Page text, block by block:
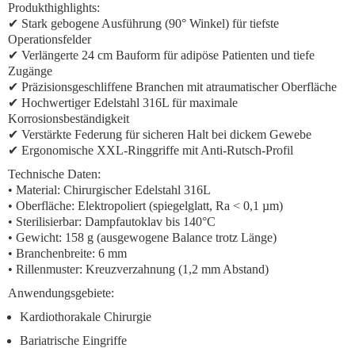
Produkthighlights:
✔ Stark gebogene Ausführung (90° Winkel) für tiefste
Operationsfelder
✔ Verlängerte 24 cm Bauform für adipöse Patienten und tiefe
Zugänge
✔ Präzisionsgeschliffene Branchen mit atraumatischer Oberfläche
✔ Hochwertiger Edelstahl 316L für maximale
Korrosionsbeständigkeit
✔ Verstärkte Federung für sicheren Halt bei dickem Gewebe
✔ Ergonomische XXL-Ringgriffe mit Anti-Rutsch-Profil
Technische Daten:
• Material: Chirurgischer Edelstahl 316L
• Oberfläche: Elektropoliert (spiegelglatt, Ra < 0,1 µm)
• Sterilisierbar: Dampfautoklav bis 140°C
• Gewicht: 158 g (ausgewogene Balance trotz Länge)
• Branchenbreite: 6 mm
• Rillenmuster: Kreuzverzahnung (1,2 mm Abstand)
Anwendungsgebiete:
Kardiothorakale Chirurgie
Bariatrische Eingriffe